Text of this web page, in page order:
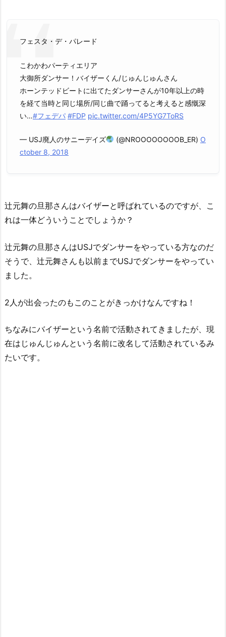
フェスタ・デ・パレード
こわかわパーティエリア
大御所ダンサー！バイザーくん/じゅんじゅんさん
ホーンテッドビートに出てたダンサーさんが10年以上の時
を経て当時と同じ場所/同じ曲で踊ってると考えると感慨深
い…#フェデパ #FDP pic.twitter.com/4P5YG7ToRS
— USJ廃人のサニーデイズ (@NROOOOOOOOB_ER) O
ctober 8, 2018
辻元舞の旦那さんはバイザーと呼ばれているのですが、こ
れは一体どういうことでしょうか？
辻元舞の旦那さんはUSJでダンサーをやっている方なのだ
そうで、辻元舞さんも以前までUSJでダンサーをやってい
ました。
2人が出会ったのもこのことがきっかけなんですね！
ちなみにバイザーという名前で活動されてきましたが、現
在はじゅんじゅんという名前に改名して活動されているみ
たいです。